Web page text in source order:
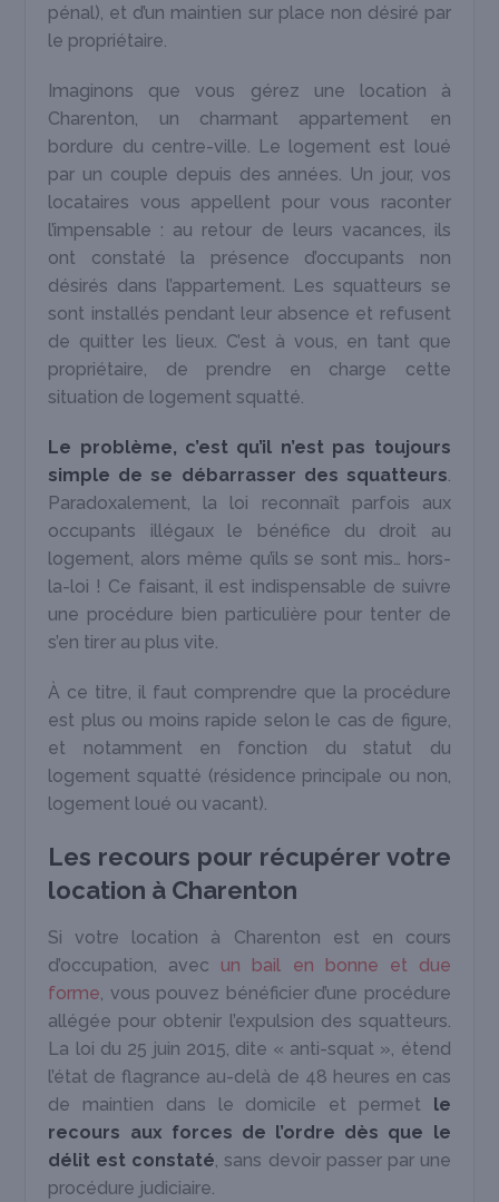
pénal), et d’un maintien sur place non désiré par
le propriétaire.
Imaginons que vous gérez une location à
Charenton, un charmant appartement en
bordure du centre-ville. Le logement est loué
par un couple depuis des années. Un jour, vos
locataires vous appellent pour vous raconter
l’impensable : au retour de leurs vacances, ils
ont constaté la présence d’occupants non
désirés dans l’appartement. Les squatteurs se
sont installés pendant leur absence et refusent
de quitter les lieux. C’est à vous, en tant que
propriétaire, de prendre en charge cette
situation de logement squatté.
Le problème, c’est qu’il n’est pas toujours
simple de se débarrasser des squatteurs.
Paradoxalement, la loi reconnaît parfois aux
occupants illégaux le bénéfice du droit au
logement, alors même qu’ils se sont mis… hors-
la-loi ! Ce faisant, il est indispensable de suivre
une procédure bien particulière pour tenter de
s’en tirer au plus vite.
À ce titre, il faut comprendre que la procédure
est plus ou moins rapide selon le cas de figure,
et notamment en fonction du statut du
logement squatté (résidence principale ou non,
logement loué ou vacant).
Les recours pour récupérer votre
location à Charenton
Si votre location à Charenton est en cours
d’occupation, avec un bail en bonne et due
forme, vous pouvez bénéficier d’une procédure
allégée pour obtenir l’expulsion des squatteurs.
La loi du 25 juin 2015, dite « anti-squat », étend
l’état de flagrance au-delà de 48 heures en cas
de maintien dans le domicile et permet le
recours aux forces de l’ordre dès que le
délit est constaté, sans devoir passer par une
procédure judiciaire.